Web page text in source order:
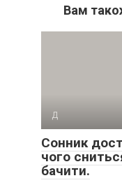
Вам
Д
Сонник
чого
бачити.